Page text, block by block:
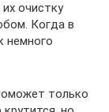
очистку
Когда в
немного
только